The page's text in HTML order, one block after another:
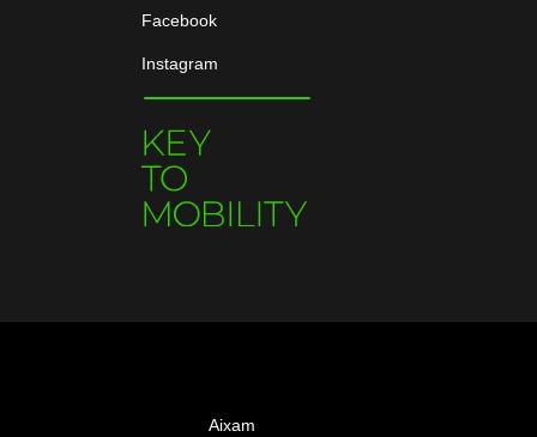
Facebook
Instagram
Aixam